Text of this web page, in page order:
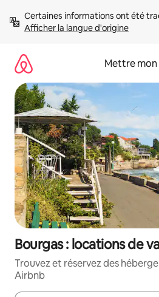
directement
Afficher la langue d'origine
Mettre
Bourgas : locations de
Trouvez et réservez des
Airbnb